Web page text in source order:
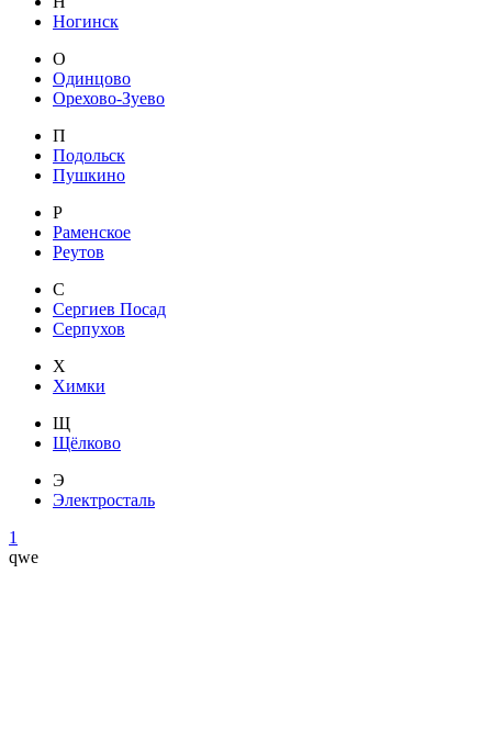
Ногинск
О
Одинцово
Орехово-Зуево
П
Подольск
Пушкино
Р
Раменское
Реутов
С
Сергиев Посад
Серпухов
Х
Химки
Щ
Щёлково
Э
Электросталь
1
qwe